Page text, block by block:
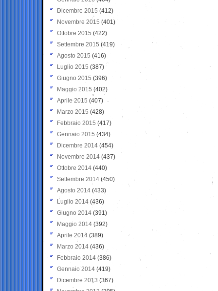
Dicembre 2015 (412)
Novembre 2015 (401)
Ottobre 2015 (422)
Settembre 2015 (419)
Agosto 2015 (416)
Luglio 2015 (387)
Giugno 2015 (396)
Maggio 2015 (402)
Aprile 2015 (407)
Marzo 2015 (428)
Febbraio 2015 (417)
Gennaio 2015 (434)
Dicembre 2014 (454)
Novembre 2014 (437)
Ottobre 2014 (440)
Settembre 2014 (450)
Agosto 2014 (433)
Luglio 2014 (436)
Giugno 2014 (391)
Maggio 2014 (392)
Aprile 2014 (389)
Marzo 2014 (436)
Febbraio 2014 (386)
Gennaio 2014 (419)
Dicembre 2013 (367)